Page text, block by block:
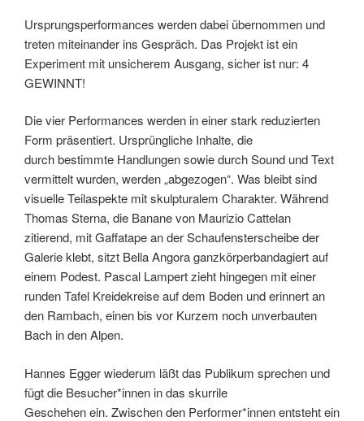
Ursprungsperformances werden dabei übernommen und
treten miteinander ins Gespräch. Das Projekt ist ein
Experiment mit unsicherem Ausgang, sicher ist nur: 4
GEWINNT!
Die vier Performances werden in einer stark reduzierten
Form präsentiert. Ursprüngliche Inhalte, die
durch bestimmte Handlungen sowie durch Sound und Text
vermittelt wurden, werden „abgezogen“. Was bleibt sind
visuelle Teilaspekte mit skulpturalem Charakter. Während
Thomas Sterna, die Banane von Maurizio Cattelan
zitierend, mit Gaffatape an der Schaufensterscheibe der
Galerie klebt, sitzt Bella Angora ganzkörperbandagiert auf
einem Podest. Pascal Lampert zieht hingegen mit einer
runden Tafel Kreidekreise auf dem Boden und erinnert an
den Rambach, einen bis vor Kurzem noch unverbauten
Bach in den Alpen.
Hannes Egger wiederum läßt das Publikum sprechen und
fügt die Besucher*innen in das skurrile
Geschehen ein. Zwischen den Performer*innen entsteht ein